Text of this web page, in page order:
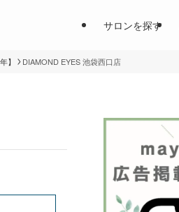
サロンを探す
】 DIAMOND EYES 池袋西口店